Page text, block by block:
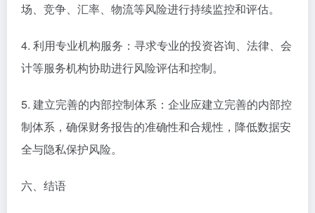
场、竞争、汇率、物流等风险进行持续监控和评估。
4. 利用专业机构服务：寻求专业的投资咨询、法律、会
计等服务机构协助进行风险评估和控制。
5. 建立完善的内部控制体系：企业应建立完善的内部控
制体系，确保财务报告的准确性和合规性，降低数据安
全与隐私保护风险。
六、结语